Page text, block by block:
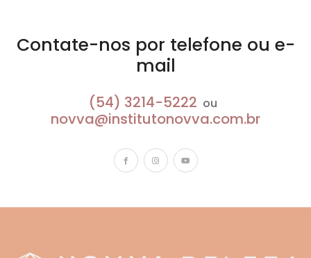
Contate-nos por telefone ou e-
mail
(54) 3214-5222 ou
novva@institutonovva.com.br